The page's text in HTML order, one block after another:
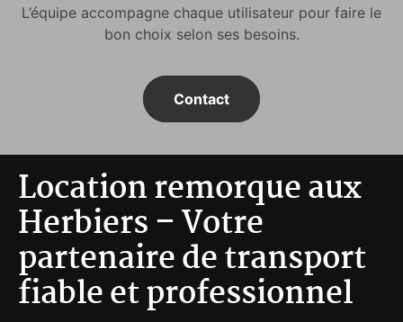
L’équipe accompagne chaque utilisateur pour faire le
bon choix selon ses besoins.
Contact
Location remorque aux
Herbiers – Votre
partenaire de transport
fiable et professionnel